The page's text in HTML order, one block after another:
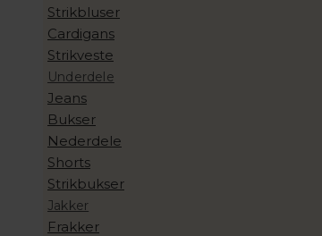
Strikbluser
Cardigans
Strikveste
Underdele
Jeans
Bukser
Nederdele
Shorts
Strikbukser
Jakker
Frakker